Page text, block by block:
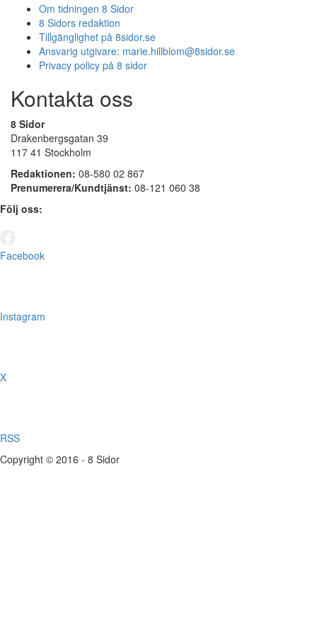
Om tidningen 8 Sidor
8 Sidors redaktion
Tillgänglighet på 8sidor.se
Ansvarig utgivare: marie.hillblom@8sidor.se
Privacy policy på 8 sidor
Kontakta oss
8 Sidor
Drakenbergsgatan 39
117 41 Stockholm
Redaktionen: 08-580 02 867
Prenumerera/Kundtjänst: 08-121 060 38
Följ oss:
Facebook
Instagram
X
RSS
Copyright © 2016 - 8 Sidor